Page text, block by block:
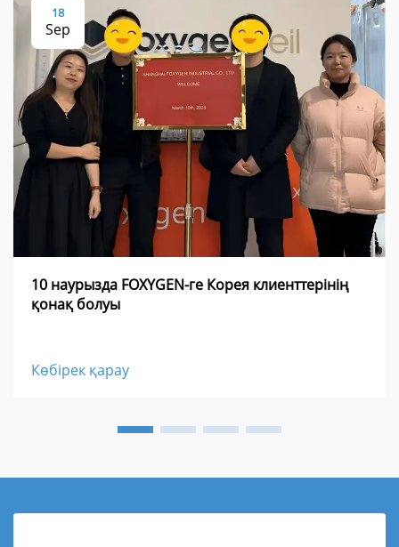
18
Sep
10 наурызда FOXYGEN-ге Корея клиенттерінің
қонақ болуы
Көбірек қарау